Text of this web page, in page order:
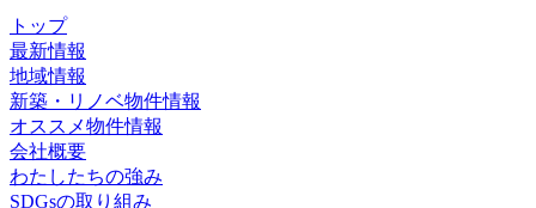
トップ
最新情報
地域情報
新築・リノベ物件情報
オススメ物件情報
会社概要
わたしたちの強み
SDGsの取り組み